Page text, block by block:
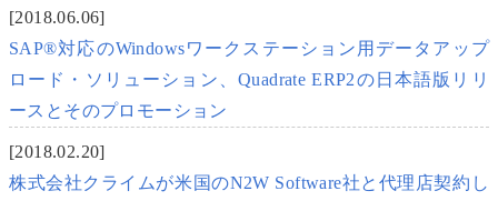
[2018.06.06]
SAP®対応のWindowsワークステーション用データアップ
ロード・ソリューション、Quadrate ERP2の日本語版リリ
ースとそのプロモーション
[2018.02.20]
株式会社クライムが米国のN2W Software社と代理店契約し